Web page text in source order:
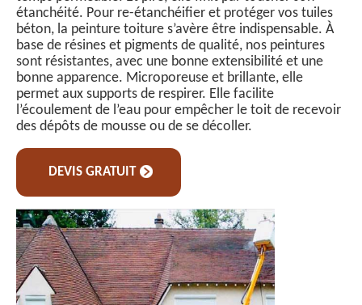
étanchéité. Pour re-étanchéifier et protéger vos tuiles
béton, la peinture toiture s’avère être indispensable. À
base de résines et pigments de qualité, nos peintures
sont résistantes, avec une bonne extensibilité et une
bonne apparence. Microporeuse et brillante, elle
permet aux supports de respirer. Elle facilite
l’écoulement de l’eau pour empêcher le toit de recevoir
des dépôts de mousse ou de se décoller.
DEVIS GRATUIT